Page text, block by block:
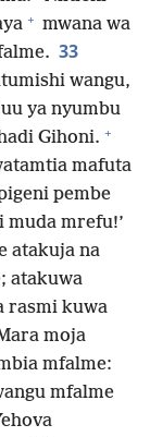
+ mwana wa
33
wangu,
ya nyumbu
Gihoni. +
mafuta
pembe
muda mrefu!’
atakuja na
atakuwa
rasmi kuwa
moja
mfalme:
mfalme